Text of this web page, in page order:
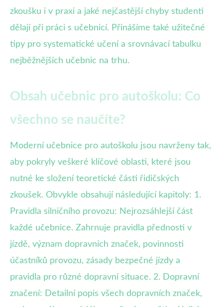
zkoušku i v praxi a jaké nejčastější chyby studenti
dělají při práci s učebnicí. Přinášíme také užitečné
tipy pro systematické učení a srovnávací tabulku
nejběžnějších učebnic na trhu.
Obsah učebnic pro autoškolu: Co
všechno se naučíte?
Moderní učebnice pro autoškolu jsou navrženy tak,
aby pokryly veškeré klíčové oblasti, které jsou
nutné ke složení teoretické části řidičských
zkoušek. Obvykle obsahují následující kapitoly: 1.
Pravidla silničního provozu: Nejrozsáhlejší část
každé učebnice. Zahrnuje pravidla přednosti v
jízdě, význam dopravních značek, povinnosti
účastníků provozu, zásady bezpečné jízdy a
pravidla pro různé dopravní situace. 2. Dopravní
značení: Detailní popis všech dopravních značek,